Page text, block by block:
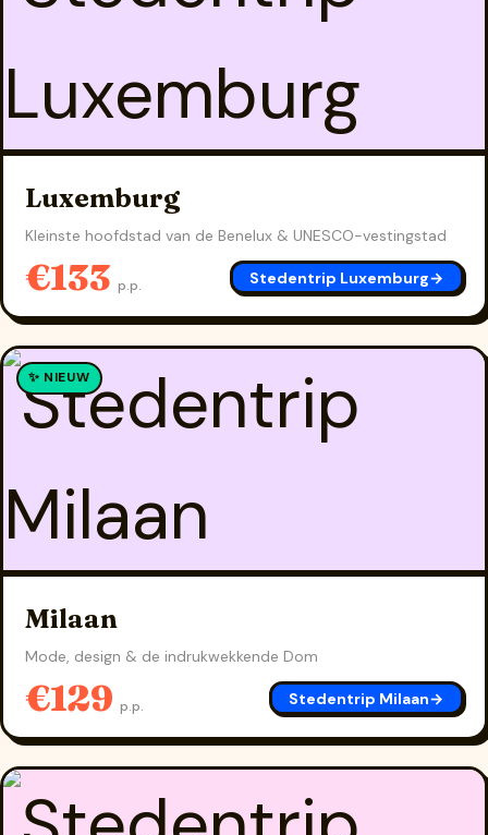
Luxemburg
Kleinste hoofdstad van de Benelux & UNESCO-vestingstad
€133 p.p. Stedentrip Luxemburg→
✨ NIEUW
Milaan
Mode, design & de indrukwekkende Dom
€129 p.p. Stedentrip Milaan→